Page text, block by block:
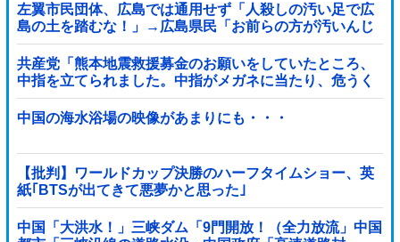
左翼市民団体、広島では通用せず「人殺しの汚い足で広
島の土を踏むな！」→広島県民「お前らの方が汚いんじ
ゃ！」「ワシらが広島県民じゃ」
共産党「熊本地震救援募金のお願いをしていたところ、
中指を立てられました。中指がメガネに当たり、危うく
怪我をするところでした」
中国の海水浴場の映像があまりにも・・・
【批判】ワールドカップ決勝のハーフタイムショー、英
紙｢BTSが出てきて悪夢かと思った｣
中国「大洪水！」三峡ダム「9門開放！（全力放流」中国